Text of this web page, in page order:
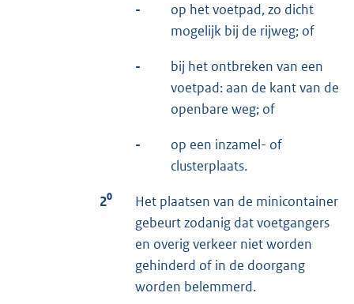
-
op het voetpad, zo dicht
mogelijk bij de rijweg; of
-
bij het ontbreken van een
voetpad: aan de kant van de
openbare weg; of
-
op een inzamel- of
clusterplaats.
2⁰
Het plaatsen van de minicontainer
gebeurt zodanig dat voetgangers
en overig verkeer niet worden
gehinderd of in de doorgang
worden belemmerd.